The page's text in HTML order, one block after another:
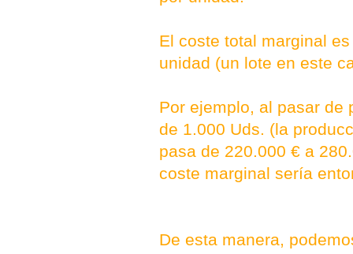
El coste total marginal
unidad (un lote en este
Por ejemplo, al pasar de
de 1.000 Uds. (la
pasa de 220.000 € a
coste marginal sería
De esta manera,